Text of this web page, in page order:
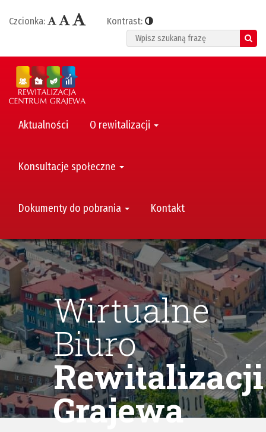
Czcionka:
Kontrast:
Search
Aktualności O rewitalizacji
Konsultacje społeczne
Dokumenty do pobrania Kontakt
Wirtualne
Biuro
Rewitalizacji
Grajewa